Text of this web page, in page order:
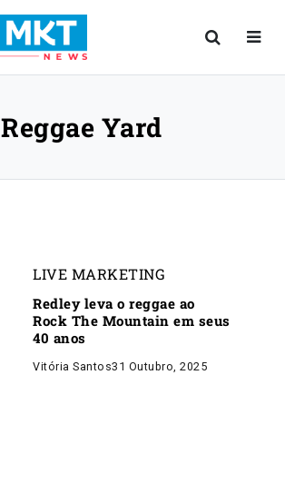
Reggae Yard
LIVE MARKETING
Redley leva o reggae ao
Rock The Mountain em seus
40 anos
Vitória Santos31 Outubro, 2025